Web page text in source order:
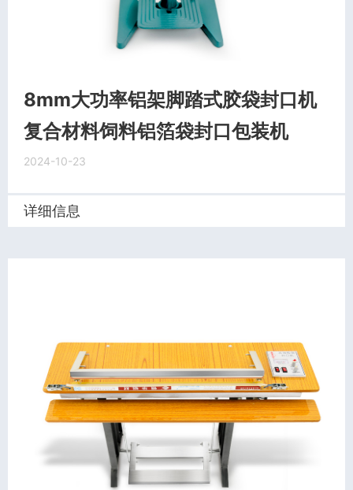
8mm大功率铝架脚踏式胶袋封口机
复合材料饲料铝箔袋封口包装机
2024-10-23
详细信息